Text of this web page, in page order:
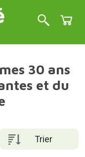
30 ans
et du
Trier